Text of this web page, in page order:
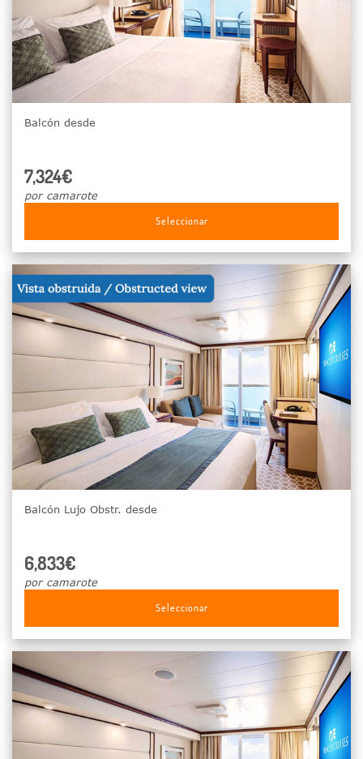
Balcón desde
7,324€
por camarote
Seleccionar
Balcón Lujo Obstr. desde
6,833€
por camarote
Seleccionar